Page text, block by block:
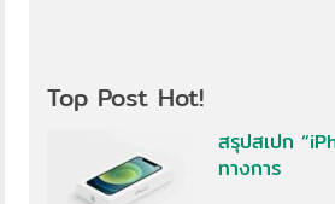
Top Post Hot!
สรุปสเปก
ทางการ